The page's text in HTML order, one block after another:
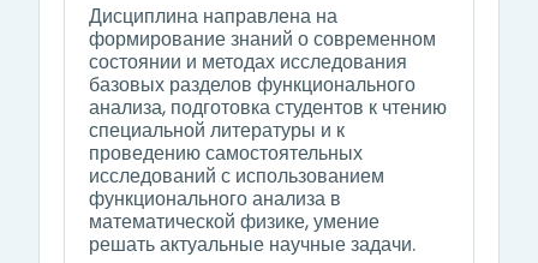
Дисциплина направлена на
формирование знаний о современном
состоянии и методах исследования
базовых разделов функционального
анализа, подготовка студентов к чтению
специальной литературы и к
проведению самостоятельных
исследований с использованием
функционального анализа в
математической физике, умение
решать актуальные научные задачи.